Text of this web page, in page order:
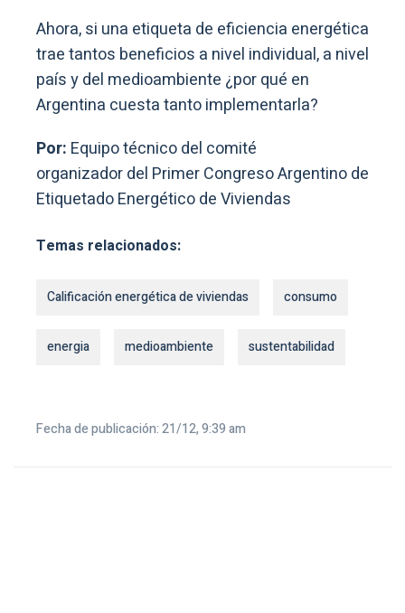
Ahora, si una etiqueta de eficiencia energética
trae tantos beneficios a nivel individual, a nivel
país y del medioambiente ¿por qué en
Argentina cuesta tanto implementarla?
Por: Equipo técnico del comité
organizador del Primer Congreso Argentino de
Etiquetado Energético de Viviendas
Temas relacionados:
Calificación energética de viviendas consumo
energia medioambiente sustentabilidad
Fecha de publicación: 21/12, 9:39 am